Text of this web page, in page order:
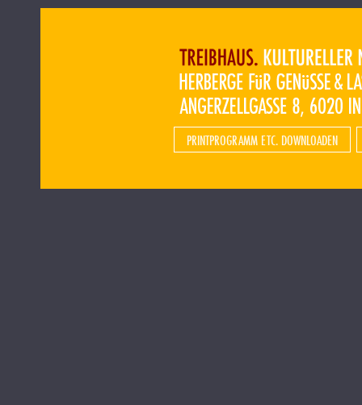
PRINTPROGRAMM ETC. DOWNLOADEN